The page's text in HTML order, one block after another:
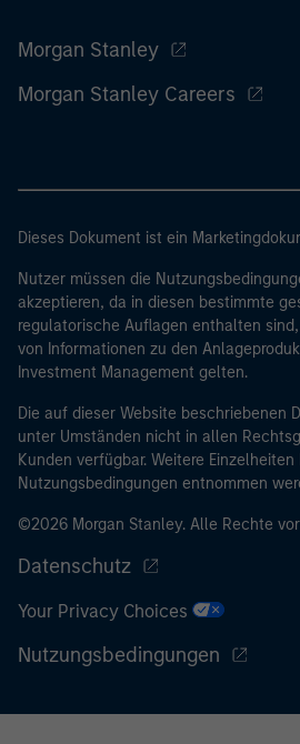
Morgan Stanley
Morgan Stanley Careers
Dieses Dokument ist ein
Nutzer müssen die
akzeptieren, da in diesen bestimmte
regulatorische Auflagen enthalten
von Informationen zu den
Investment Management gelten.
Die auf dieser Website beschriebenen
unter Umständen nicht in allen
Kunden verfügbar. Weitere
Nutzungsbedingungen entnommen
©2026 Morgan Stanley. Alle Rechte
Datenschutz
Your Privacy Choices
Nutzungsbedingungen